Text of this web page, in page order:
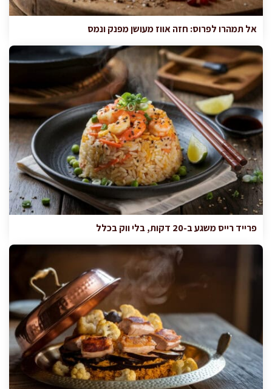
אל תמהרו לפרוס: חזה אווז מעושן מפנק ונמס
פרייד רייס משגע ב-20 דקות, בלי ווק בכלל